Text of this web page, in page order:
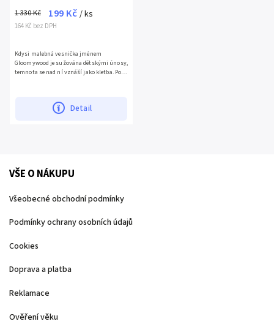
164 Kč bez DPH
1 330 Kč 199 Kč / ks
Detail
Kdysi malebná vesnička jménem
Gloomywood je sužována dětskými únosy,
temnota se nad ní vznáší jako kletba. Poté
VŠE O NÁKUPU
Všeobecné obchodní podmínky
Podmínky ochrany osobních údajů
Cookies
Doprava a platba
Reklamace
Ověření věku